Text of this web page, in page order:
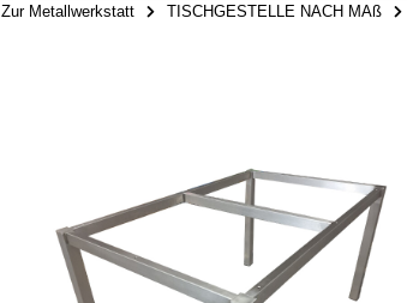
Zur Metallwerkstatt TISCHGESTELLE NACH MAß